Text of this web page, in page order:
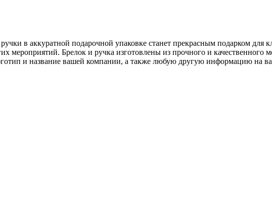
в аккуратной подарочной упаковке станет прекрасным подарком
мероприятий. Брелок и ручка изготовлены из прочного и
и название вашей компании, а также любую другую информацию на